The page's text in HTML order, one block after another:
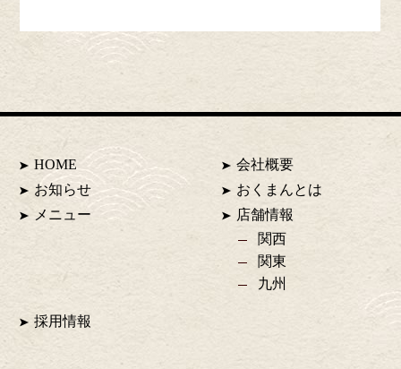
HOME
会社概要
お知らせ
おくまんとは
メニュー
店舗情報
関西
関東
九州
採用情報